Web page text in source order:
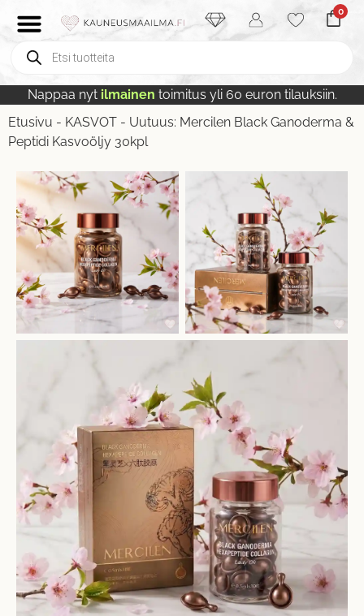
0
Nappaa nyt ilmainen toimitus yli 60 euron tilauksiin.
Etusivu - KASVOT - Uutuus: Mercilen Black Ganoderma &
Peptidi Kasvoöljy 30kpl